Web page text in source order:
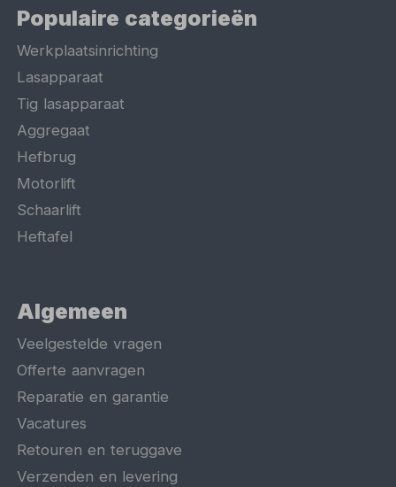
Populaire categorieën
Werkplaatsinrichting
Lasapparaat
Tig lasapparaat
Aggregaat
Hefbrug
Motorlift
Schaarlift
Heftafel
Algemeen
Veelgestelde vragen
Offerte aanvragen
Reparatie en garantie
Vacatures
Retouren en teruggave
Verzenden en levering